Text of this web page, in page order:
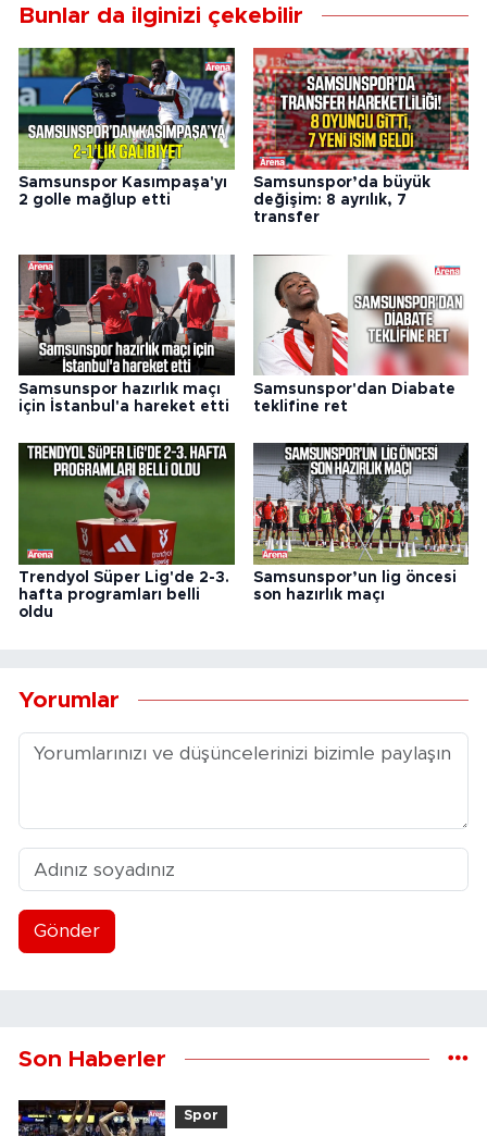
Bunlar da ilginizi çekebilir
Samsunspor Kasımpaşa'yı
2 golle mağlup etti
Samsunspor’da büyük
değişim: 8 ayrılık, 7
transfer
Samsunspor hazırlık maçı
için İstanbul'a hareket etti
Samsunspor'dan Diabate
teklifine ret
Trendyol Süper Lig'de 2-3.
hafta programları belli
oldu
Samsunspor’un lig öncesi
son hazırlık maçı
Yorumlar
Gönder
Son Haberler
Spor